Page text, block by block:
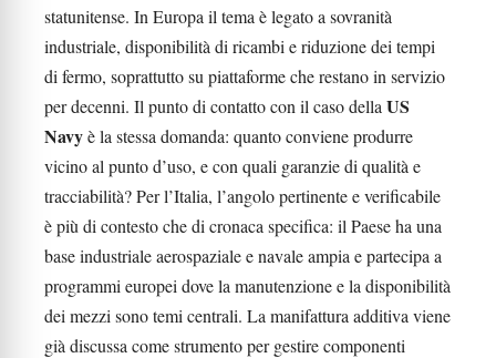
statunitense. In Europa il tema è legato a sovranità
industriale, disponibilità di ricambi e riduzione dei tempi
di fermo, soprattutto su piattaforme che restano in servizio
per decenni. Il punto di contatto con il caso della US
Navyè la stessa domanda: quanto conviene produrre
vicino al punto d’uso, e con quali garanzie di qualità e
tracciabilità? Per l’Italia, l’angolo pertinente e verificabile
è più di contesto che di cronaca specifica: il Paese ha una
base industriale aerospaziale e navale ampia e partecipa a
programmi europei dove la manutenzione e la disponibilità
dei mezzi sono temi centrali. La manifattura additiva viene
già discussa come strumento per gestire componenti